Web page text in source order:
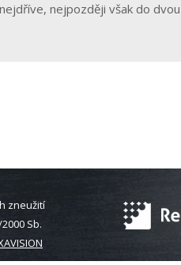
nejpozději však do
zneužití
Sb.